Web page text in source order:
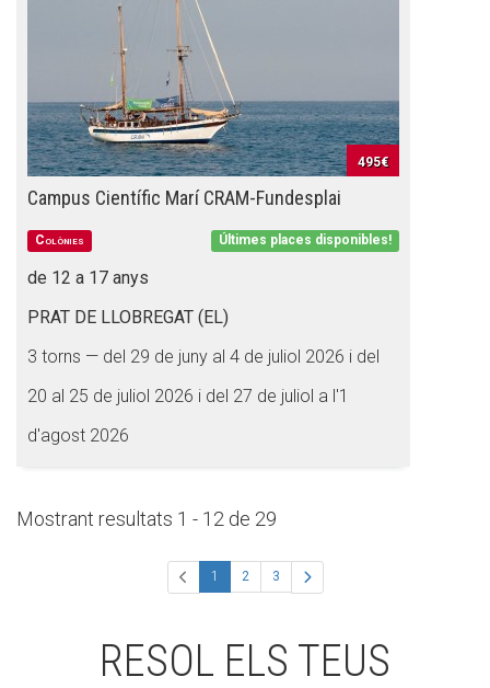
495€
Campus Científic Marí CRAM-Fundesplai
Últimes places disponibles!
Colònies
de 12 a 17 anys
PRAT DE LLOBREGAT (EL)
3 torns — del 29 de juny al 4 de juliol 2026 i del
20 al 25 de juliol 2026 i del 27 de juliol a l'1
d'agost 2026
Mostrant resultats 1 - 12 de 29
1 (actual)
2 3
RESOL ELS TEUS